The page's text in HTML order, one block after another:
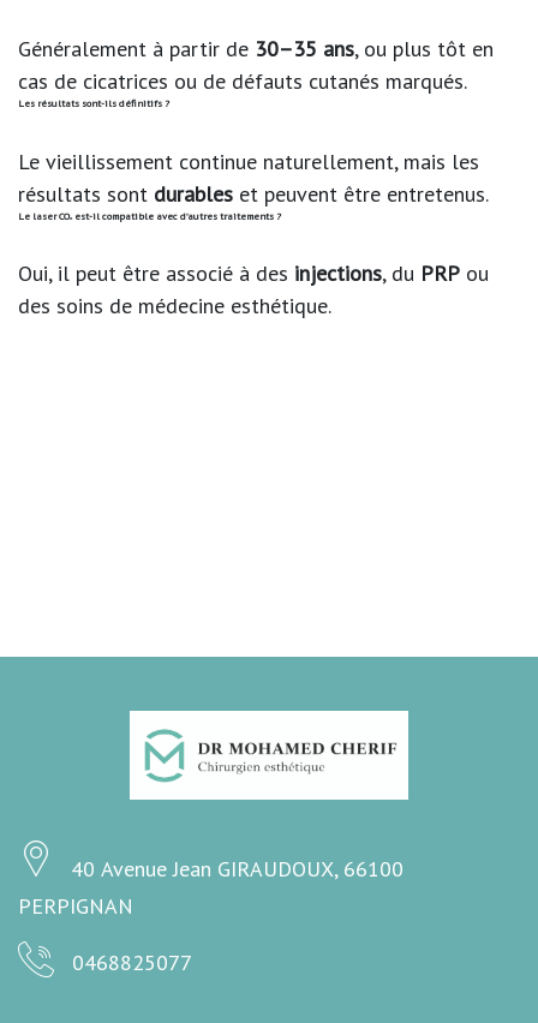
Généralement à partir de 30–35 ans, ou plus tôt en
cas de cicatrices ou de défauts cutanés marqués.
Les résultats sont-ils définitifs ?
Le vieillissement continue naturellement, mais les
résultats sont durables et peuvent être entretenus.
Le laser CO₂ est-il compatible avec d’autres traitements ?
Oui, il peut être associé à des injections, du PRP ou
des soins de médecine esthétique.
40 Avenue Jean GIRAUDOUX, 66100
PERPIGNAN
0468825077